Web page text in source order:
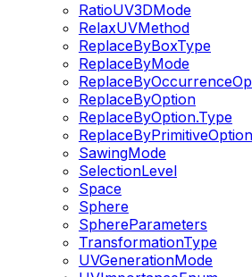
RatioUV3DMode
RelaxUVMethod
ReplaceByBoxType
ReplaceByMode
ReplaceByOption
ReplaceByOption.Type
SawingMode
SelectionLevel
Space
Sphere
SphereParameters
TransformationType
UVGenerationMode